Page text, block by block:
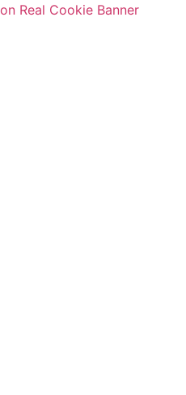
Real Cookie Banner